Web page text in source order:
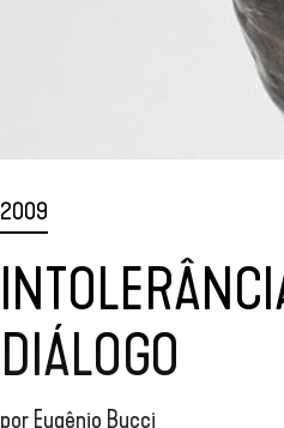
2009
DIÁLOGO
por Eugênio Bucci